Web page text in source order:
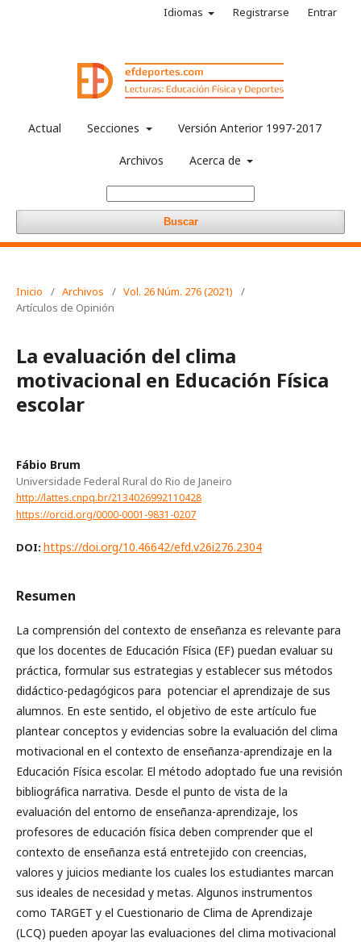
Actual Secciones Versión Anterior 1997-2017
Archivos Acerca de
Buscar
Idiomas Registrarse Entrar
Inicio / Archivos / Vol. 26 Núm. 276 (2021)
/
Artículos de Opinión
La evaluación del clima
motivacional en Educación Física
escolar
Fábio Brum
Universidade Federal Rural do Rio de Janeiro
http://lattes.cnpq.br/2134026992110428
https://orcid.org/0000-0001-9831-0207
DOI: https://doi.org/10.46642/efd.v26i276.2304
Resumen
La comprensión del contexto de enseñanza es relevante para
que los docentes de Educación Física (EF) puedan evaluar su
práctica, formular sus estrategias y establecer sus métodos
didáctico-pedagógicos para potenciar el aprendizaje de sus
alumnos. En este sentido, el objetivo de este artículo fue
plantear conceptos y evidencias sobre la evaluación del clima
motivacional en el contexto de enseñanza-aprendizaje en la
Educación Física escolar. El método adoptado fue una revisión
bibliográfica narrativa. Desde el punto de vista de la
evaluación del entorno de enseñanza-aprendizaje, los
profesores de educación física deben comprender que el
contexto de enseñanza está entretejido con creencias,
valores y juicios mediante los cuales los estudiantes marcan
sus ideales de necesidad y metas. Algunos instrumentos
como TARGET y el Cuestionario de Clima de Aprendizaje
(LCQ) pueden apoyar las evaluaciones del clima motivacional